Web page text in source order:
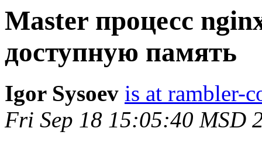
Master процесс
доступную память
Igor Sysoev is at rambler-
Fri Sep 18 15:05:40 MSD